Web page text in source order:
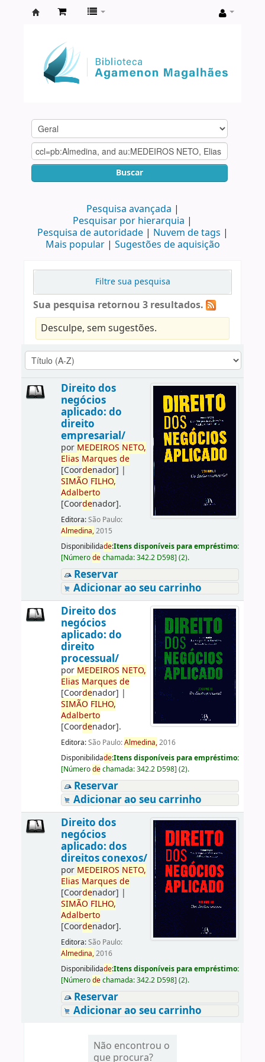
Agamenon
Magalhães
Buscar
Pesquisa avançada
Pesquisar por hierarquia
Pesquisa de autoridade
Nuvem de tags
Mais popular
Sugestões de aquisição
Filtre sua pesquisa
Sua pesquisa retornou 3 resultados.
Desculpe, sem sugestões.
Direito dos
negócios
aplicado: do
direito
empresarial/
por MEDEIROS NETO,
Elias Marques de
[Coordenador] |
SIMÃO FILHO,
Adalberto
[Coordenador].
Editora:São Paulo:
Almedina,2015
Disponibilidade:Itens disponíveis para empréstimo:
[Númerodechamada:342.2 D598] (2).
Reservar
Adicionar ao seu carrinho
Direito dos
negócios
aplicado: do
direito
processual/
por MEDEIROS NETO,
Elias Marques de
[Coordenador] |
SIMÃO FILHO,
Adalberto
[Coordenador].
Editora:São Paulo:Almedina,2016
Disponibilidade:Itens disponíveis para empréstimo:
[Númerodechamada:342.2 D598] (2).
Reservar
Adicionar ao seu carrinho
Direito dos
negócios
aplicado: dos
direitos conexos/
por MEDEIROS NETO,
Elias Marques de
[Coordenador] |
SIMÃO FILHO,
Adalberto
[Coordenador].
Editora:São Paulo:
Almedina,2016
Disponibilidade:Itens disponíveis para empréstimo:
[Númerodechamada:342.2 D598] (2).
Reservar
Adicionar ao seu carrinho
Não encontrou o
que procura?